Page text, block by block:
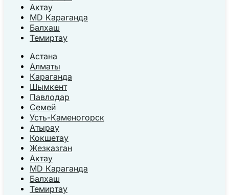
Актау
MD Караганда
Балхаш
Темиртау
Астана
Алматы
Караганда
Шымкент
Павлодар
Семей
Усть-Каменогорск
Атырау
Кокшетау
Жезказган
Актау
MD Караганда
Балхаш
Темиртау